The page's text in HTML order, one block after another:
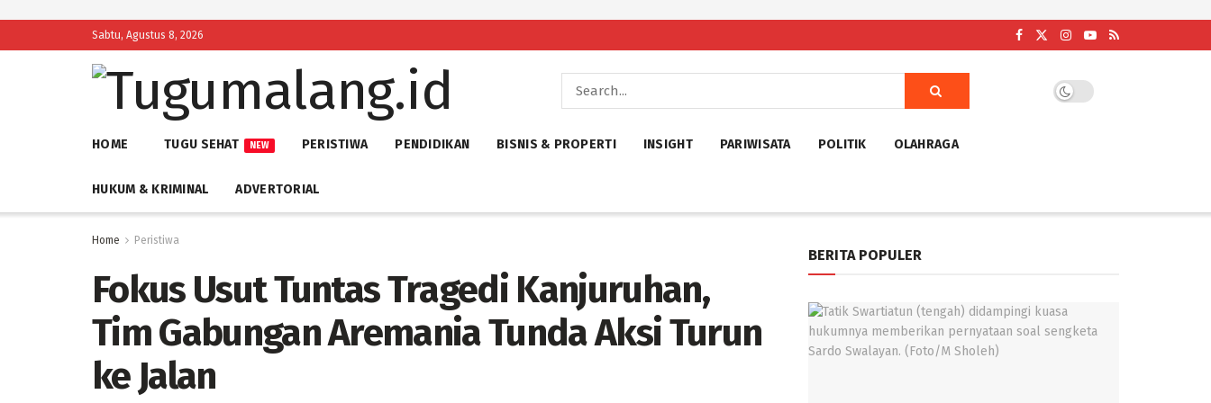
Sabtu, Agustus 8, 2026
HOME TUGU SEHAT NEW PERISTIWA PENDIDIKAN BISNIS & PROPERTI INSIGHT PARIWISATA POLITIK OLAHRAGA
HUKUM & KRIMINAL ADVERTORIAL
Home Peristiwa
Fokus Usut Tuntas Tragedi Kanjuruhan,
Tim Gabungan Aremania Tunda Aksi Turun
ke Jalan
BERITA POPULER